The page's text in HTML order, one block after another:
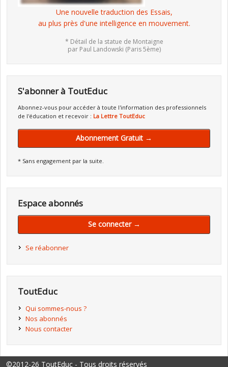
Une nouvelle traduction des Essais,
au plus près d'une intelligence en mouvement.
* Détail de la statue de Montaigne
par Paul Landowski (Paris 5ème)
S'abonner à ToutEduc
Abonnez-vous pour accéder à toute l'information des professionnels
de l'éducation et recevoir : La Lettre ToutEduc
Abonnement Gratuit →
* Sans engagement par la suite.
Espace abonnés
Se connecter →
Se réabonner
ToutEduc
Qui sommes-nous ?
Nos abonnés
Nous contacter
©2012-26 ToutEduc - Tous droits réservés